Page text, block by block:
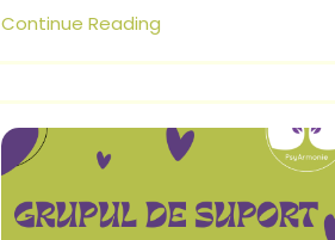
Continue Reading